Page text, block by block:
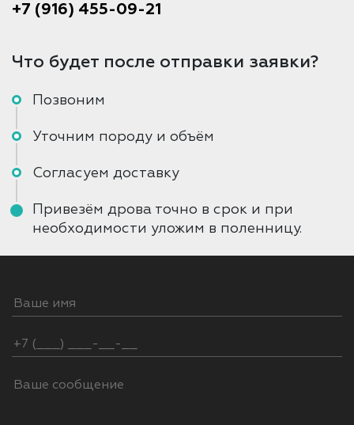
+7 (916) 455-09-21
Что будет после отправки заявки?
Позвоним
Уточним породу и объём
Согласуем доставку
Привезём дрова точно в срок и при
необходимости уложим в поленницу.